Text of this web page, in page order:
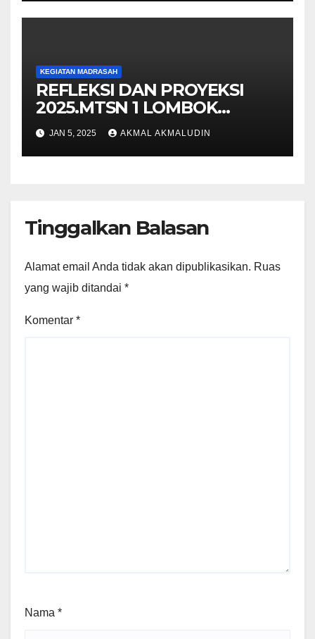
KEGIATAN MADRASAH
REFLEKSI DAN PROYEKSI
2025.MTSN 1 LOMBOK
BARAT
JAN 5, 2025 AKMAL AKMALUDIN
Tinggalkan Balasan
Alamat email Anda tidak akan dipublikasikan. Ruas
yang wajib ditandai *
Komentar *
Nama *